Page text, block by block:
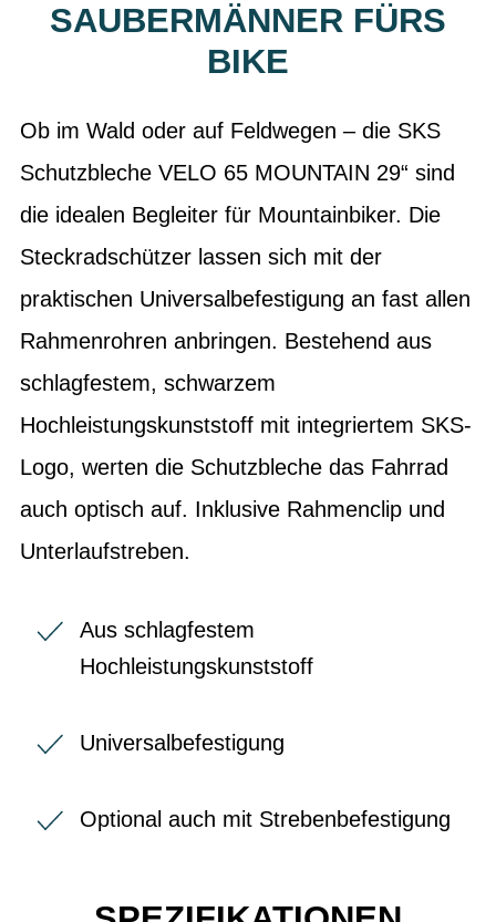
SAUBERMÄNNER FÜRS
BIKE
Ob im Wald oder auf Feldwegen – die SKS
Schutzbleche VELO 65 MOUNTAIN 29“ sind
die idealen Begleiter für Mountainbiker. Die
Steckradschützer lassen sich mit der
praktischen Universalbefestigung an fast allen
Rahmenrohren anbringen. Bestehend aus
schlagfestem, schwarzem
Hochleistungskunststoff mit integriertem SKS-
Logo, werten die Schutzbleche das Fahrrad
auch optisch auf. Inklusive Rahmenclip und
Unterlaufstreben.
Aus schlagfestem
Hochleistungskunststoff
Universalbefestigung
Optional auch mit Strebenbefestigung